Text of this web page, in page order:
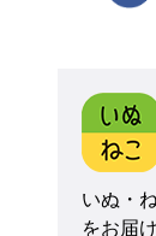
いぬ・
をお届